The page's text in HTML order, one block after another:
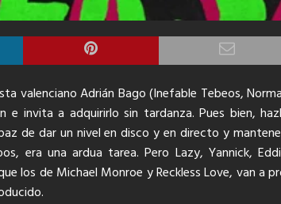
valenciano Adrián Bago (Inefable Tebeos,
invita a adquirirlo sin tardanza. Pues bien,
de dar un nivel en disco y en directo y
era una ardua tarea. Pero Lazy, Yannick,
los de Michael Monroe y Reckless Love, van a